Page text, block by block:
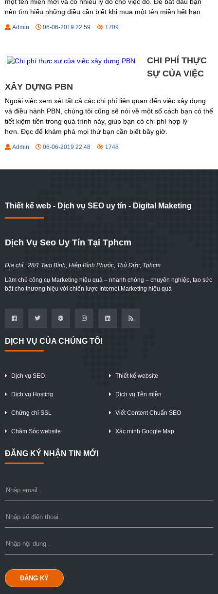
nên tìm hiểu những điều cần biết khi mua một tên miền hết hạn
Admin 06-06-2019 22:59 1709
CHI PHÍ THỰC
SỰ CỦA VIỆC
XÂY DỰNG PBN
Ngoài việc xem xét tất cả các chi phí liên quan đến việc xây dựng
và điều hành PBN, chúng tôi cũng sẽ nói về một số cách bạn có thể
tiết kiệm tiền trong quá trình này, giúp bạn có chi phí hợp lý
hơn. Đọc để khám phá mọi thứ bạn cần biết bây giờ.
Admin 06-06-2019 22:48 1748
Thiết kế web - Dịch vụ SEO uy tín - Digital Maketing
Dịch Vụ Seo Uy Tín Tại Tphcm
Địa chỉ : 28/1 Tam Bình, Hiệp Bình Phước, Thủ Đức, Tphcm
Làm chủ công cụ Marketing hiệu quả – nhanh chóng – chuyên nghiệp, tạo sức
bật cho thương hiệu với chiến lược Internet Marketing hiệu quả
DỊCH VỤ CỦA CHÚNG TÔI
Dịch vụ SEO Thiết kế website
Dịch vụ Hosting Dịch vụ Tên miền
Chứng chỉ SSL Viết Content Chuẩn SEO
Chăm Sóc website Xác minh Google Map
ĐĂNG KÝ NHẬN TIN MỚI
ĐĂNG KÝ